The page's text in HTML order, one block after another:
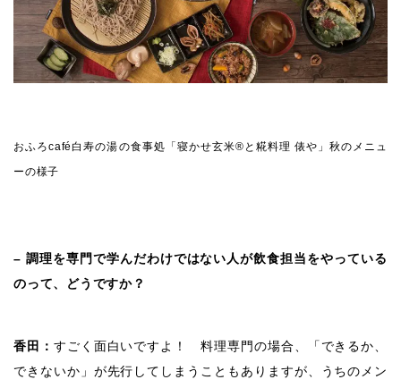
おふろcafé白寿の湯の食事処「寝かせ玄米®と糀料理 俵や」秋のメニュ
ーの様子
– 調理を専門で学んだわけではない人が飲食担当をやっている
のって、どうですか？
香田： すごく面白いですよ！ 料理専門の場合、「できるか、
できないか」が先行してしまうこともありますが、うちのメン